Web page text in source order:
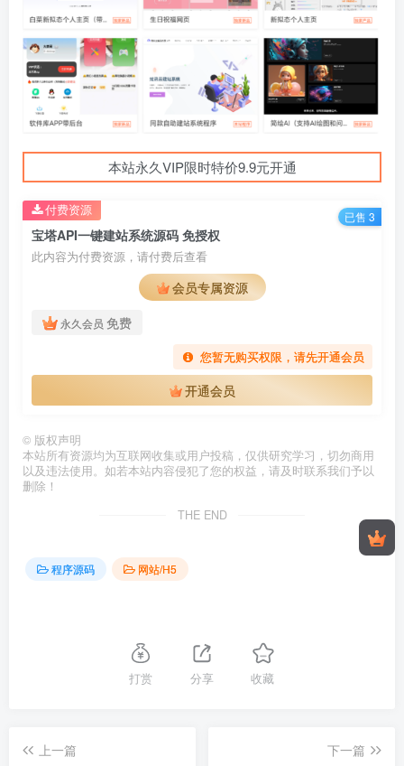
本站永久VIP限时特价9.9元开通
宝塔API一键建站系统源码 免授权
此内容为付费资源，请付费后查看
会员专属资源
永久会员 免费
您暂无购买权限，请先开通会员
开通会员
付费资源 已售 3
© 版权声明
本站所有资源均为互联网收集或用户投稿，仅供研究学习，切勿商用
以及违法使用。如若本站内容侵犯了您的权益，请及时联系我们予以
删除！
THE END
程序源码 网站/H5
打赏 分享 收藏
上一篇
下一篇